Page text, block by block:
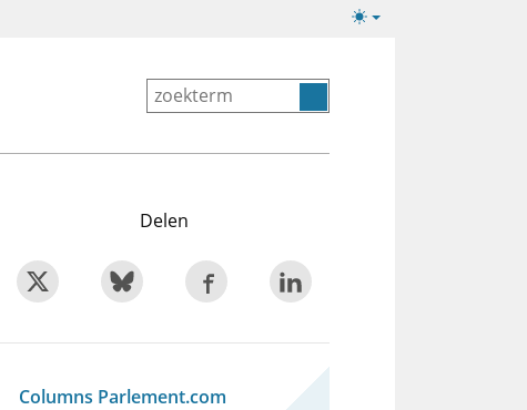
Lichte/donkere
Delen
Columns Parlement.com